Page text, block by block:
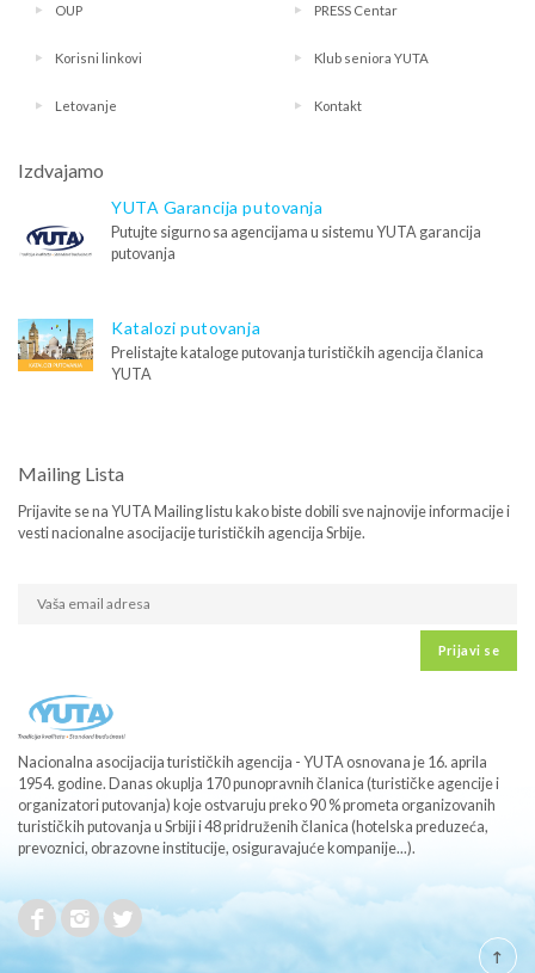
OUP PRESS Centar
Korisni linkovi Klub seniora YUTA
Letovanje Kontakt
Izdvajamo
YUTA Garancija putovanja
Putujte sigurno sa agencijama u sistemu YUTA garancija
putovanja
Katalozi putovanja
Prelistajte kataloge putovanja turističkih agencija članica
YUTA
Mailing Lista
Prijavite se na YUTA Mailing listu kako biste dobili sve najnovije informacije i
vesti nacionalne asocijacije turističkih agencija Srbije.
Prijavi se
Nacionalna asocijacija turističkih agencija - YUTA osnovana je 16. aprila
1954. godine. Danas okuplja 170 punopravnih članica (turističke agencije i
organizatori putovanja) koje ostvaruju preko 90 % prometa organizovanih
turističkih putovanja u Srbiji i 48 pridruženih članica (hotelska preduzeća,
prevoznici, obrazovne institucije, osiguravajuće kompanije...).